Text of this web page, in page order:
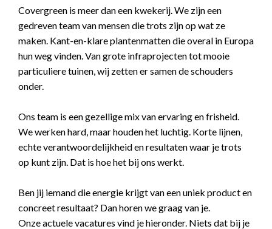
Covergreen is meer dan een kwekerij. We zijn een
gedreven team van mensen die trots zijn op wat ze
maken. Kant-en-klare plantenmatten die overal in Europa
hun weg vinden. Van grote infraprojecten tot mooie
particuliere tuinen, wij zetten er samen de schouders
onder.
Ons team is een gezellige mix van ervaring en frisheid.
We werken hard, maar houden het luchtig. Korte lijnen,
echte verantwoordelijkheid en resultaten waar je trots
op kunt zijn. Dat is hoe het bij ons werkt.
Ben jij iemand die energie krijgt van een uniek product en
concreet resultaat? Dan horen we graag van je.
Onze actuele vacatures vind je hieronder. Niets dat bij je